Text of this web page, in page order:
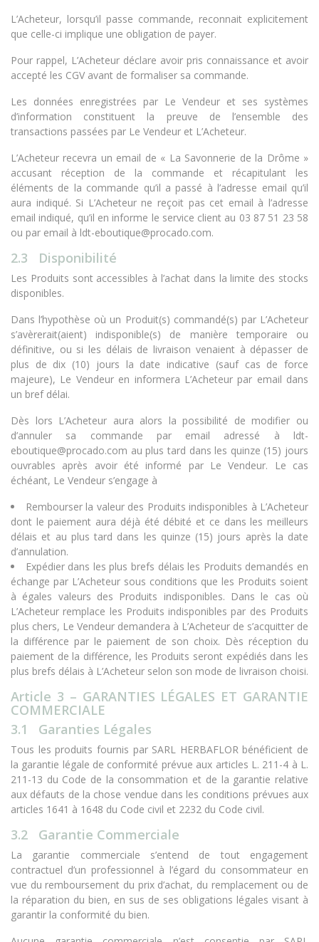
L’Acheteur, lorsqu’il passe commande, reconnait explicitement
que celle-ci implique une obligation de payer.
Pour rappel, L’Acheteur déclare avoir pris connaissance et avoir
accepté les CGV avant de formaliser sa commande.
Les données enregistrées par Le Vendeur et ses systèmes
d’information constituent la preuve de l’ensemble des
transactions passées par Le Vendeur et L’Acheteur.
L’Acheteur recevra un email de « La Savonnerie de la Drôme »
accusant réception de la commande et récapitulant les
éléments de la commande qu’il a passé à l’adresse email qu’il
aura indiqué. Si L’Acheteur ne reçoit pas cet email à l’adresse
email indiqué, qu’il en informe le service client au 03 87 51 23 58
ou par email à ldt-eboutique@procado.com.
2.3 Disponibilité
Les Produits sont accessibles à l’achat dans la limite des stocks
disponibles.
Dans l’hypothèse où un Produit(s) commandé(s) par L’Acheteur
s’avèrerait(aient) indisponible(s) de manière temporaire ou
définitive, ou si les délais de livraison venaient à dépasser de
plus de dix (10) jours la date indicative (sauf cas de force
majeure), Le Vendeur en informera L’Acheteur par email dans
un bref délai.
Dès lors L’Acheteur aura alors la possibilité de modifier ou
d’annuler sa commande par email adressé à ldt-
eboutique@procado.com au plus tard dans les quinze (15) jours
ouvrables après avoir été informé par Le Vendeur. Le cas
échéant, Le Vendeur s’engage à
Rembourser la valeur des Produits indisponibles à L’Acheteur
dont le paiement aura déjà été débité et ce dans les meilleurs
délais et au plus tard dans les quinze (15) jours après la date
d’annulation.
Expédier dans les plus brefs délais les Produits demandés en
échange par L’Acheteur sous conditions que les Produits soient
à égales valeurs des Produits indisponibles. Dans le cas où
L’Acheteur remplace les Produits indisponibles par des Produits
plus chers, Le Vendeur demandera à L’Acheteur de s’acquitter de
la différence par le paiement de son choix. Dès réception du
paiement de la différence, les Produits seront expédiés dans les
plus brefs délais à L’Acheteur selon son mode de livraison choisi.
Article 3 – GARANTIES LÉGALES ET GARANTIE
COMMERCIALE
3.1 Garanties Légales
Tous les produits fournis par SARL HERBAFLOR bénéficient de
la garantie légale de conformité prévue aux articles L. 211-4 à L.
211-13 du Code de la consommation et de la garantie relative
aux défauts de la chose vendue dans les conditions prévues aux
articles 1641 à 1648 du Code civil et 2232 du Code civil.
3.2 Garantie Commerciale
La garantie commerciale s’entend de tout engagement
contractuel d’un professionnel à l’égard du consommateur en
vue du remboursement du prix d’achat, du remplacement ou de
la réparation du bien, en sus de ses obligations légales visant à
garantir la conformité du bien.